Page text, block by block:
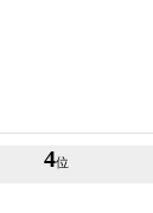
4位